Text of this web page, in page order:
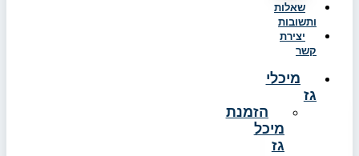
שאלות
ותשובות
יצירת
קשר
מיכלי
גז
הזמנת
מיכל
גז